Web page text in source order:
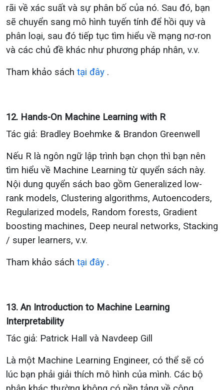
rãi về xác suất và sự phân bố của nó. Sau đó, bạn
sẽ chuyển sang mô hình tuyến tính để hồi quy và
phân loại, sau đó tiếp tục tìm hiểu về mạng nơ-ron
và các chủ đề khác như phương pháp nhân, v.v.
Tham khảo sách tại đây .
12. Hands-On Machine Learning with R
Tác giả: Bradley Boehmke & Brandon Greenwell
Nếu R là ngôn ngữ lập trình bạn chọn thì bạn nên
tìm hiểu về Machine Learning từ quyển sách này.
Nội dung quyển sách bao gồm Generalized low-
rank models, Clustering algorithms, Autoencoders,
Regularized models, Random forests, Gradient
boosting machines, Deep neural networks, Stacking
/ super learners, v.v.
Tham khảo sách tại đây .
13. An Introduction to Machine Learning
Interpretability
Tác giả: Patrick Hall và Navdeep Gill
Là một Machine Learning Engineer, có thể sẽ có
lúc bạn phải giải thích mô hình của mình. Các bộ